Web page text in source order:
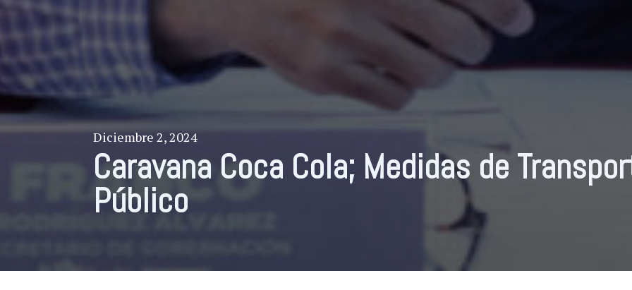
Diciembre 2, 2024
Caravana Coca Cola; Medidas de
Público